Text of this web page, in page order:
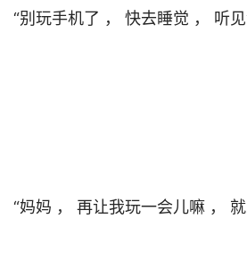
“别玩手机了 ， 快去睡觉 ， 听
“妈妈 ， 再让我玩一会儿嘛 ，